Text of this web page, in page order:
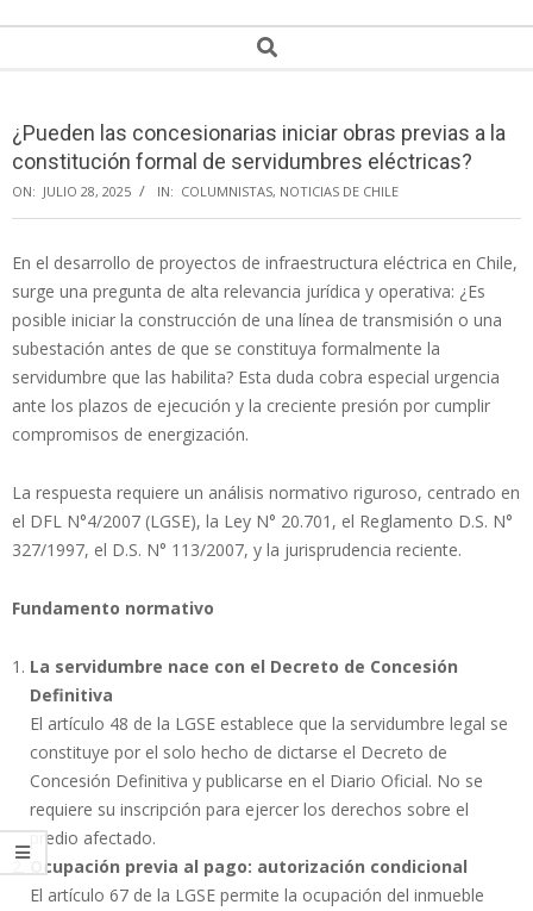
Search
¿Pueden las concesionarias iniciar obras previas a la
constitución formal de servidumbres eléctricas?
ON: JULIO 28, 2025 IN: COLUMNISTAS, NOTICIAS DE CHILE
En el desarrollo de proyectos de infraestructura eléctrica en Chile,
surge una pregunta de alta relevancia jurídica y operativa: ¿Es
posible iniciar la construcción de una línea de transmisión o una
subestación antes de que se constituya formalmente la
servidumbre que las habilita? Esta duda cobra especial urgencia
ante los plazos de ejecución y la creciente presión por cumplir
compromisos de energización.
La respuesta requiere un análisis normativo riguroso, centrado en
el DFL N°4/2007 (LGSE), la Ley N° 20.701, el Reglamento D.S. N°
327/1997, el D.S. N° 113/2007, y la jurisprudencia reciente.
Fundamento normativo
La servidumbre nace con el Decreto de Concesión
Definitiva
El artículo 48 de la LGSE establece que la servidumbre legal se
constituye por el solo hecho de dictarse el Decreto de
Concesión Definitiva y publicarse en el Diario Oficial. No se
requiere su inscripción para ejercer los derechos sobre el
predio afectado.
Ocupación previa al pago: autorización condicional
El artículo 67 de la LGSE permite la ocupación del inmueble